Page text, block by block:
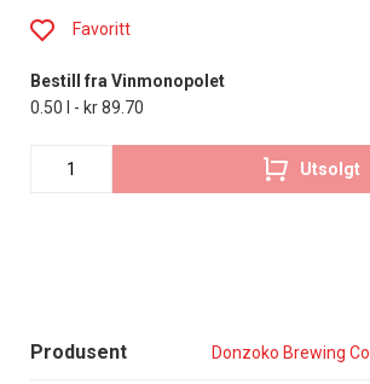
Produsent Donzoko Brewing
Favoritt
Bestill fra Vinmonopolet
0.50 l - kr 89.70
Utsolgt